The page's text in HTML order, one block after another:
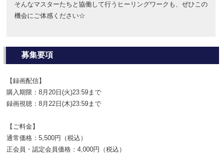
そんなマスターたちと協働して行うヒーリングワークも、ぜひこの
機会にご体感ください☆
募集要項
【録画配信】
購入期限：8月20日(火)23:59まで
録画視聴：8月22日(木)23:59まで
【ご料金】
通常価格：5,500円（税込）
正会員・認定会員価格：4,000円（税込）